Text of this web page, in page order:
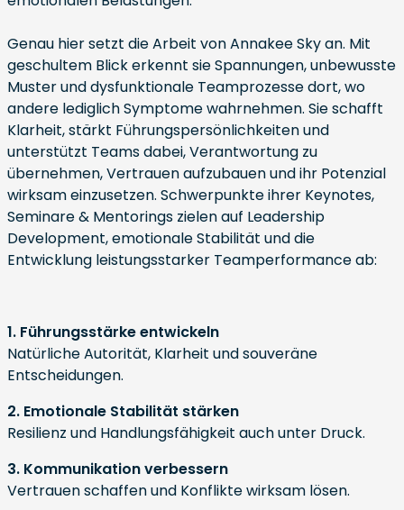
Genau hier setzt die Arbeit von Annakee Sky an. Mit
geschultem Blick erkennt sie Spannungen, unbewusste
Muster und dysfunktionale Teamprozesse dort, wo
andere lediglich Symptome wahrnehmen. Sie schafft
Klarheit, stärkt Führungspersönlichkeiten und
unterstützt Teams dabei, Verantwortung zu
übernehmen, Vertrauen aufzubauen und ihr Potenzial
wirksam einzusetzen. Schwerpunkte ihrer Keynotes,
Seminare & Mentorings zielen auf Leadership
Development, emotionale Stabilität und die
Entwicklung leistungsstarker Teamperformance ab:
1. Führungsstärke entwickeln
Natürliche Autorität, Klarheit und souveräne
Entscheidungen.
2. Emotionale Stabilität stärken
Resilienz und Handlungsfähigkeit auch unter Druck.
3. Kommunikation verbessern
Vertrauen schaffen und Konflikte wirksam lösen.